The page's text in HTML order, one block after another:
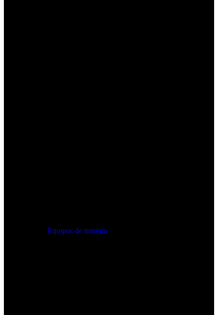
Equipos de minería